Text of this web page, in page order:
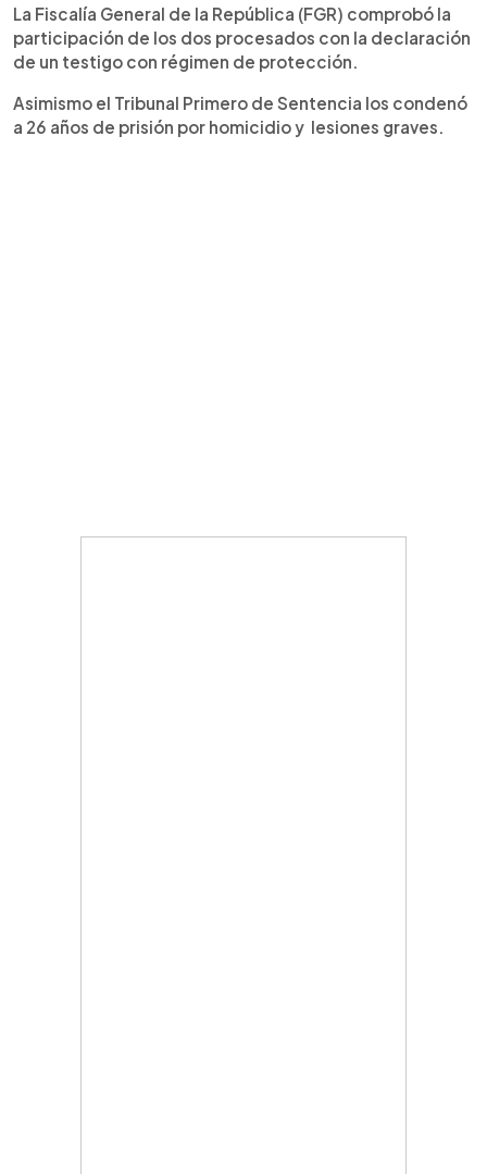
La Fiscalía General de la República (FGR) comprobó la
participación de los dos procesados con la declaración
de un testigo con régimen de protección.
Asimismo el Tribunal Primero de Sentencia los condenó
a 26 años de prisión por homicidio y lesiones graves.